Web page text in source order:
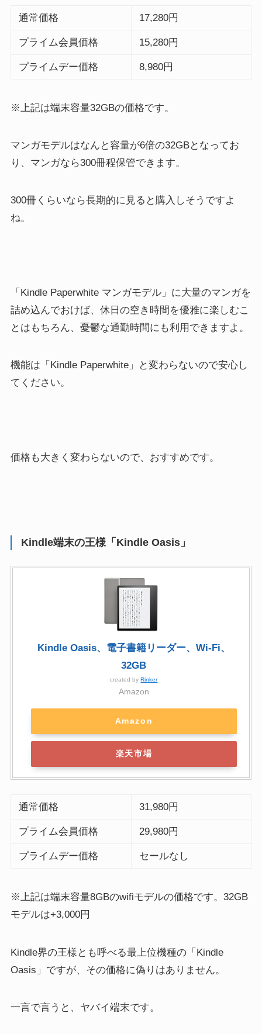
通常価格 17,280円
プライム会員価格 15,280円
プライムデー価格 8,980円
※上記は端末容量32GBの価格です。
マンガモデルはなんと容量が6倍の32GBとなってお
り、 マンガなら300冊程保管できます。
300冊くらいなら長期的に見ると購入しそうですよ
ね。
「Kindle Paperwhite マンガモデル」に大量のマンガを
詰め込んでおけば、休日の空き時間を優雅に楽しむこ
とはもちろん、憂鬱な通勤時間にも利用できますよ。
機能は「Kindle Paperwhite」と変わらないので安心し
てください。
価格も大きく変わらないので、おすすめです。
Kindle端末の王様「Kindle Oasis」
Kindle Oasis、電子書籍リーダー、Wi-Fi、
32GB
created byRinker
Amazon
Amazon
楽天市場
通常価格 31,980円
プライム会員価格 29,980円
プライムデー価格 セールなし
※上記は端末容量8GBのwifiモデルの価格です。32GB
モデルは+3,000円
Kindle界の王様とも呼べる最上位機種の「Kindle
Oasis」ですが、その価格に偽りはありません。
一言で言うと、ヤバイ端末です。